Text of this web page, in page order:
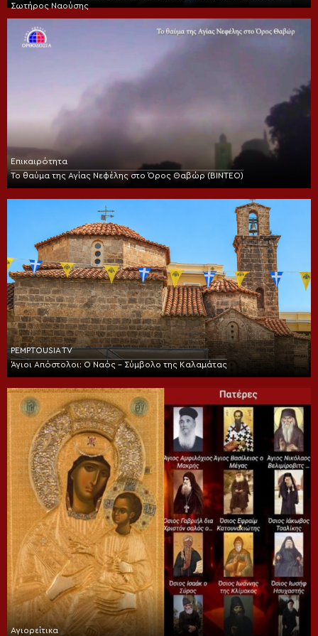
Σωτήρος Ναούσης
Επικαιρότητα
Το θαύμα της Αγίας Νεφέλης στο Όρος Θαβώρ (ΒΙΝΤΕΟ)
PEMPTOUSIA TV
Άγιοι Απόστολοι: Ο Ναός – Σύμβολο της Καλαμάτας
Αγιορείτικα